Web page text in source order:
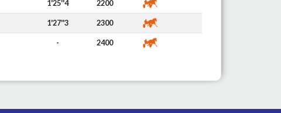
1'25''4 2200
1'27''3 2300
- 2400